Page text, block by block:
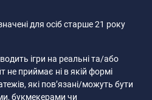
для осіб старше 21 року
ігри на реальні та/або
не приймає ні в якій формі
які пов’язані/можуть бути
букмекерами чи